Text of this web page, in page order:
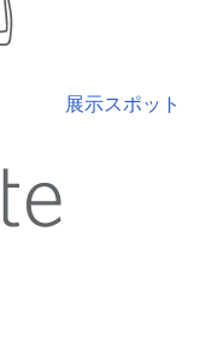
展示スポット